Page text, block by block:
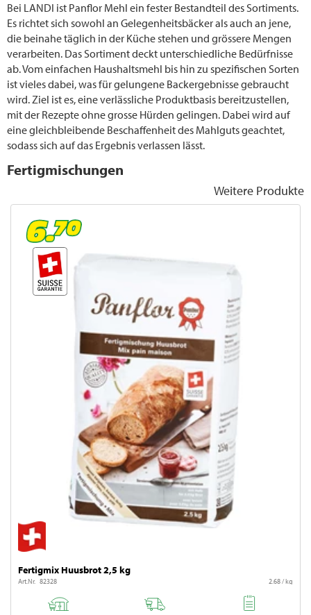
Bei LANDI ist Panflor Mehl ein fester Bestandteil des Sortiments.
Es richtet sich sowohl an Gelegenheitsbäcker als auch an jene,
die beinahe täglich in der Küche stehen und grössere Mengen
verarbeiten. Das Sortiment deckt unterschiedliche Bedürfnisse
ab. Vom einfachen Haushaltsmehl bis hin zu spezifischen Sorten
ist vieles dabei, was für gelungene Backergebnisse gebraucht
wird. Ziel ist es, eine verlässliche Produktbasis bereitzustellen,
mit der Rezepte ohne grosse Hürden gelingen. Dabei wird auf
eine gleichbleibende Beschaffenheit des Mahlguts geachtet,
sodass sich auf das Ergebnis verlassen lässt.
Fertigmischungen
Weitere Produkte
Fertigmix Huusbrot 2,5 kg
Art.Nr. 82328 2.68 / kg